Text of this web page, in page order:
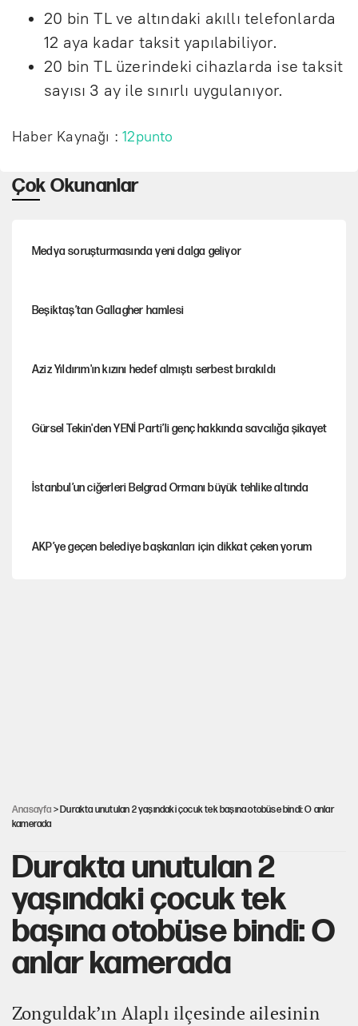
20 bin TL ve altındaki akıllı telefonlarda
12 aya kadar taksit yapılabiliyor.
20 bin TL üzerindeki cihazlarda ise taksit
sayısı 3 ay ile sınırlı uygulanıyor.
Haber Kaynağı :12punto
Çok Okunanlar
Medya soruşturmasında yeni dalga geliyor
Beşiktaş’tan Gallagher hamlesi
Aziz Yıldırım'ın kızını hedef almıştı serbest bırakıldı
Gürsel Tekin'den YENİ Parti’li genç hakkında savcılığa şikayet
İstanbul’un ciğerleri Belgrad Ormanı büyük tehlike altında
AKP’ye geçen belediye başkanları için dikkat çeken yorum
Anasayfa > Durakta unutulan 2 yaşındaki çocuk tek başına otobüse bindi: O anlar
kamerada
Durakta unutulan 2
yaşındaki çocuk tek
başına otobüse bindi: O
anlar kamerada
Zonguldak’ın Alaplı ilçesinde ailesinin